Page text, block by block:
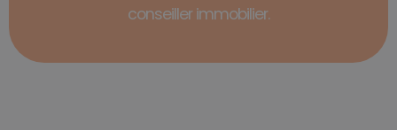
conseiller immobilier.